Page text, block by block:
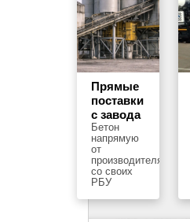
Прямые
поставки
с завода
Бетон
напрямую
от
производителя
со своих
РБУ